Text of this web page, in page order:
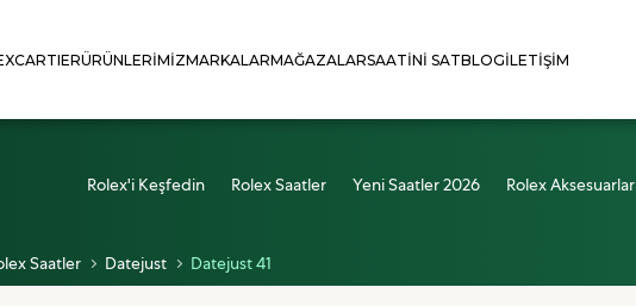
CARTIERÜRÜNLERIMIZMARKALARMAĞAZALARSAATINI SATBLOGİLETIŞIM
Rolex'i Keşfedin Rolex Saatler Yeni Saatler 2026 Rolex Aksesuarlar
Saatler Datejust Datejust 41